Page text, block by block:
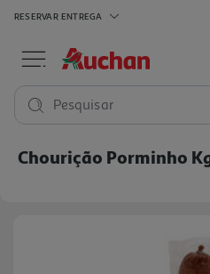
RESERVAR ENTREGA
Pesquisar
Chourição Porminho